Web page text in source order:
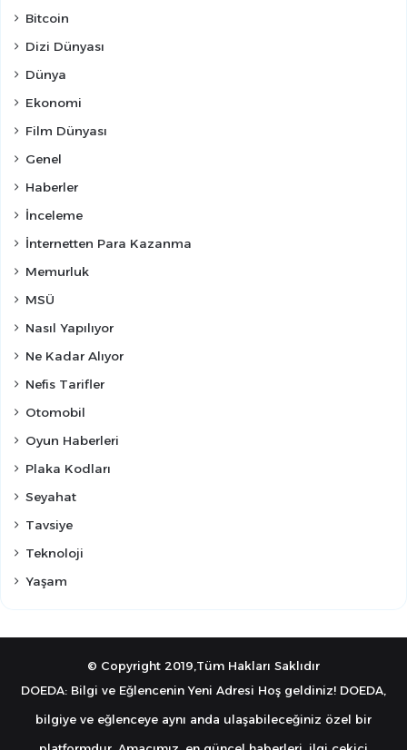
Bitcoin
Dizi Dünyası
Dünya
Ekonomi
Film Dünyası
Genel
Haberler
İnceleme
İnternetten Para Kazanma
Memurluk
MSÜ
Nasıl Yapılıyor
Ne Kadar Alıyor
Nefis Tarifler
Otomobil
Oyun Haberleri
Plaka Kodları
Seyahat
Tavsiye
Teknoloji
Yaşam
© Copyright 2019,Tüm Hakları Saklıdır
DOEDA: Bilgi ve Eğlencenin Yeni Adresi Hoş geldiniz! DOEDA,
bilgiye ve eğlenceye aynı anda ulaşabileceğiniz özel bir